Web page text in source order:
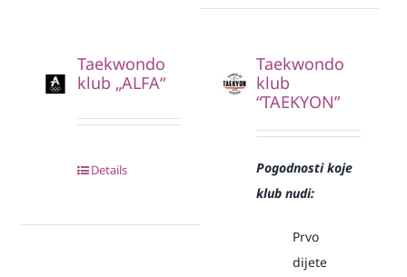
Taekwondo
klub „ALFA“
Details
Taekwondo
klub
“TAEKYON”
Pogodnosti koje
klub nudi:
Prvo
dijete